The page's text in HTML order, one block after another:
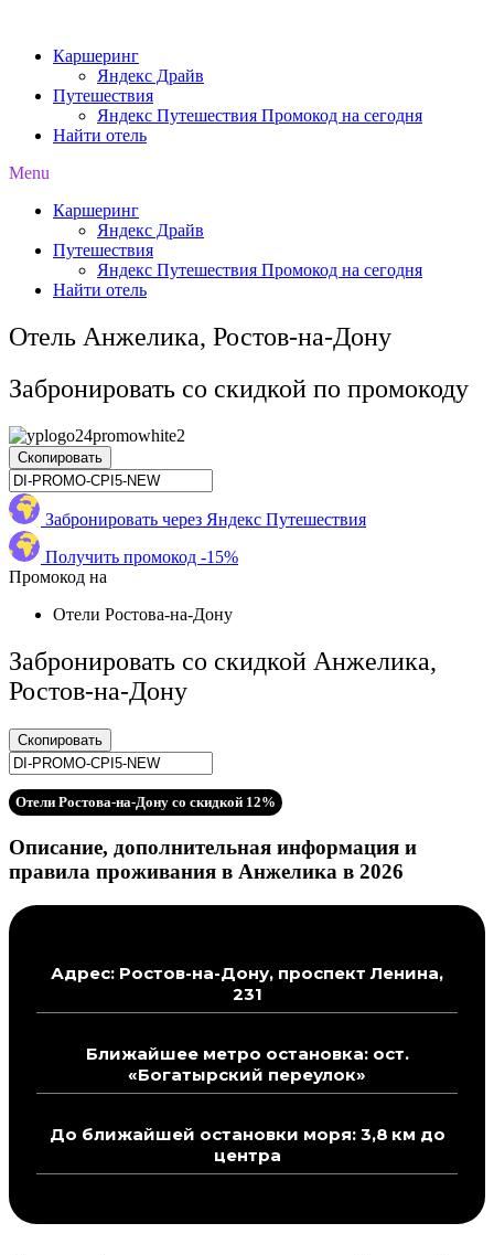
содержимому
Каршеринг
Яндекс Драйв
Путешествия
Яндекс Путешествия Промокод на сегодня
Найти отель
Menu
Каршеринг
Яндекс Драйв
Путешествия
Яндекс Путешествия Промокод на сегодня
Найти отель
Отель Анжелика, Ростов-на-Дону
Забронировать со скидкой по промокоду
Скопировать
Забронировать через Яндекс Путешествия
Получить промокод -15%
Промокод на
Отели Ростова-на-Дону
Забронировать со скидкой Анжелика,
Ростов-на-Дону
Скопировать
Отели Ростова-на-Дону со скидкой 12%
Описание, дополнительная информация и
правила проживания в Анжелика в 2026
Адрес: Ростов-на-Дону, проспект Ленина,
231
Ближайшее метро остановка: ост.
«Богатырский переулок»
До ближайшей остановки моря: 3,8 км до
центра